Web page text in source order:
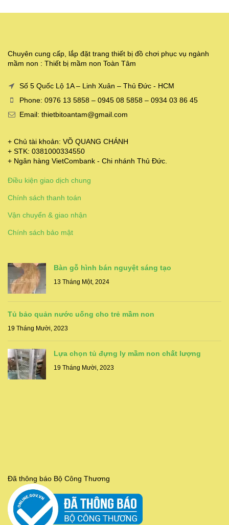
Chuyên cung cấp, lắp đặt trang thiết bị đồ chơi phục vụ ngành
mầm non : Thiết bị mầm non Toàn Tâm
Số 5 Quốc Lộ 1A – Linh Xuân – Thủ Đức - HCM
Phone: 0976 13 5858 – 0945 08 5858 – 0934 03 86 45
Email: thietbitoantam@gmail.com
+ Chủ tài khoản: VÕ QUANG CHÁNH
+ STK: 0381000334550
+ Ngân hàng VietCombank - Chi nhánh Thủ Đức.
Điều kiện giao dịch chung
Chính sách thanh toán
Vận chuyển & giao nhận
Chính sách bảo mật
Bàn gỗ hình bán nguyệt sáng tạo
13 Tháng Một, 2024
Tủ bảo quản nước uống cho trẻ mầm non
19 Tháng Mười, 2023
Lựa chọn tủ đựng ly mầm non chất lượng
19 Tháng Mười, 2023
Đã thông báo Bộ Công Thương